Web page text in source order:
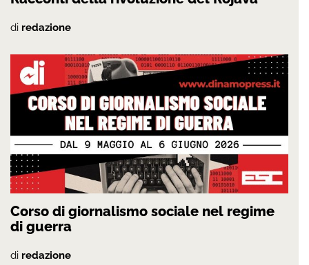
di redazione
Corso di giornalismo sociale nel regime
di guerra
di redazione